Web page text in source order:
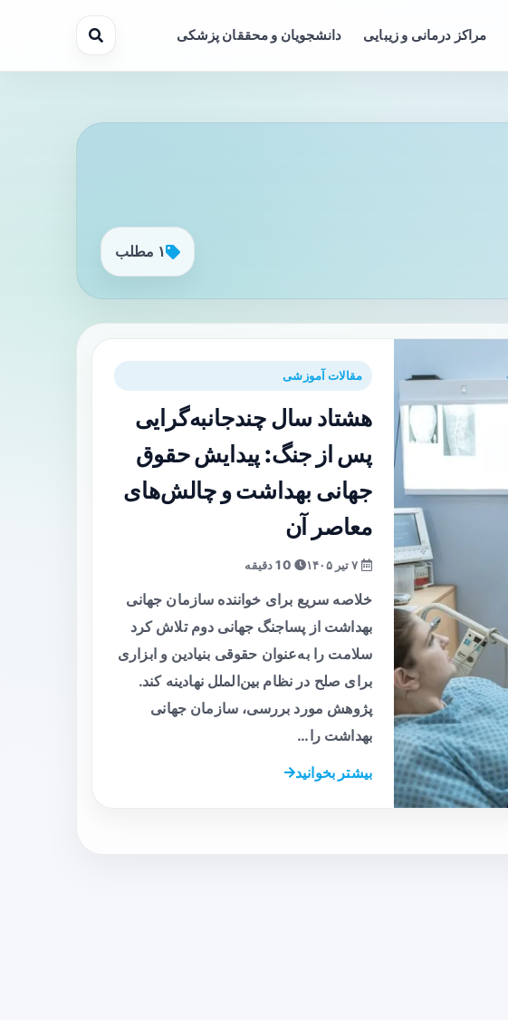
مراکز درمانی و زیبایی دانشجویان و محققان پزشکی
۱ مطلب
مقالات آموزشی
هشتاد سال چندجانبه‌گرایی
پس از جنگ: پیدایش حقوق
جهانی بهداشت و چالش‌های
معاصر آن
خلاصه سریع برای خواننده سازمان جهانی
بهداشت از پساجنگ جهانی دوم تلاش کرد
سلامت را به‌عنوان حقوقی بنیادین و ابزاری
برای صلح در نظام بین‌الملل نهادینه کند.
پژوهش مورد بررسی، سازمان جهانی
بهداشت را…
بیشتر بخوانید